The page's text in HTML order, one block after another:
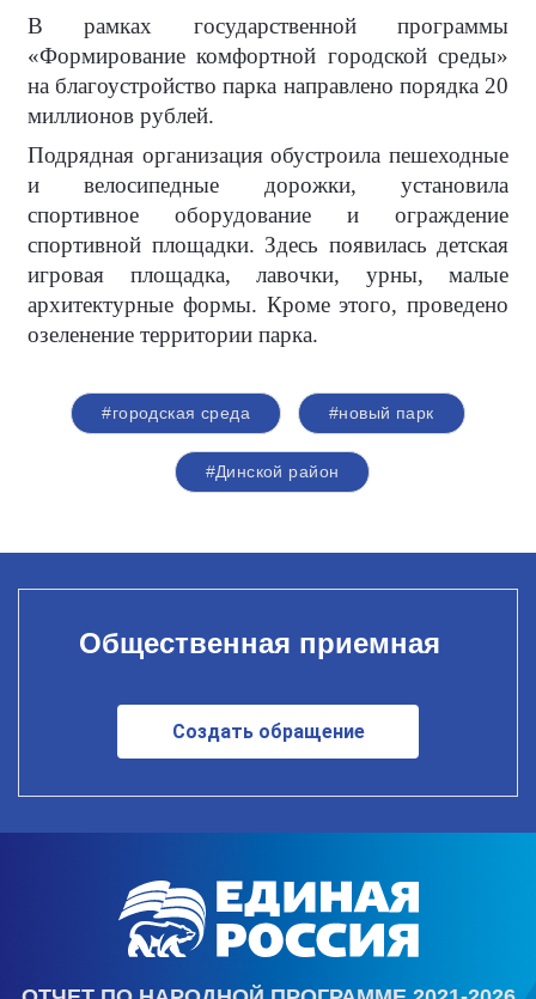
В рамках государственной программы
«Формирование комфортной городской среды»
на благоустройство парка направлено порядка 20
миллионов рублей.
Подрядная организация обустроила пешеходные
и велосипедные дорожки, установила
спортивное оборудование и ограждение
спортивной площадки. Здесь появилась детская
игровая площадка, лавочки, урны, малые
архитектурные формы. Кроме этого, проведено
озеленение территории парка.
#городская среда #новый парк
#Динской район
Общественная приемная
Создать обращение